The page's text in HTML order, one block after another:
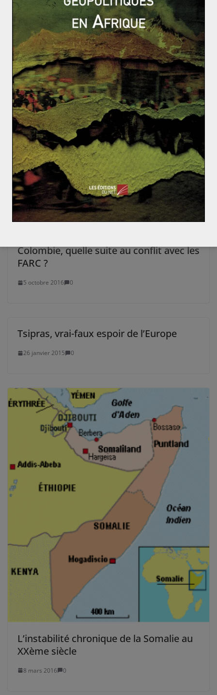
Une occasion à saisir pour le Vénézuela
L’Organisation de Coopération de Shanghai : quels e
njeux ?
Colombie, quelle suite au conflit avec les
FARC ?
5 octobre 2016 0
Tsipras, vrai-faux espoir de l’Europe
26 janvier 2015 0
L’instabilité chronique de la Somalie au
XXème siècle
8 mars 2016 0